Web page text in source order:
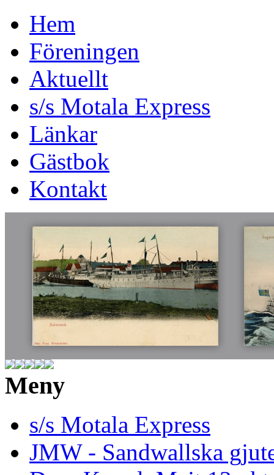
Hem
Föreningen
Aktuellt
s/s Motala Express
Länkar
Gästbok
Kontakt
Meny
s/s Motala Express
JMW - Sandwallska